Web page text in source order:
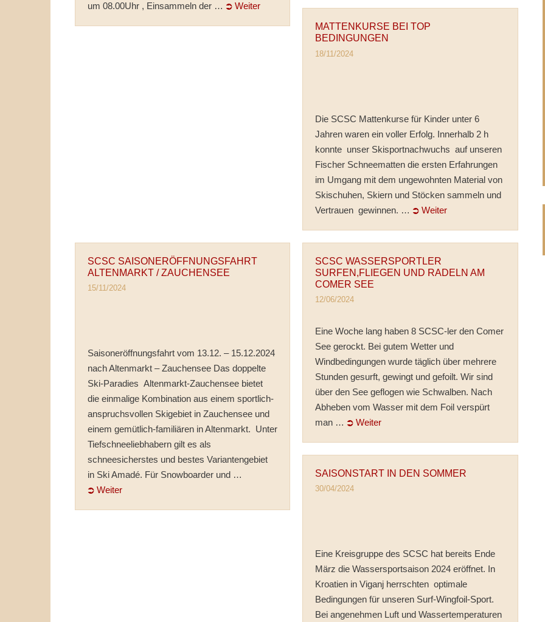
um 08.00Uhr , Einsammeln der … ⮊ Weiter
MATTENKURSE BEI TOP
BEDINGUNGEN
18/11/2024
Die SCSC Mattenkurse für Kinder unter 6
Jahren waren ein voller Erfolg. Innerhalb 2 h
konnte unser Skisportnachwuchs auf unseren
Fischer Schneematten die ersten Erfahrungen
im Umgang mit dem ungewohnten Material von
Skischuhen, Skiern und Stöcken sammeln und
Vertrauen gewinnen. … ⮊ Weiter
SCSC SAISONERÖFFNUNGSFAHRT
ALTENMARKT / ZAUCHENSEE
15/11/2024
Saisoneröffnungsfahrt vom 13.12. – 15.12.2024
nach Altenmarkt – Zauchensee Das doppelte
Ski-Paradies Altenmarkt-Zauchensee bietet
die einmalige Kombination aus einem sportlich-
anspruchsvollen Skigebiet in Zauchensee und
einem gemütlich-familiären in Altenmarkt. Unter
Tiefschneeliebhabern gilt es als
schneesicherstes und bestes Variantengebiet
in Ski Amadé. Für Snowboarder und …
⮊ Weiter
SCSC WASSERSPORTLER
SURFEN,FLIEGEN UND RADELN AM
COMER SEE
12/06/2024
Eine Woche lang haben 8 SCSC-ler den Comer
See gerockt. Bei gutem Wetter und
Windbedingungen wurde täglich über mehrere
Stunden gesurft, gewingt und gefoilt. Wir sind
über den See geflogen wie Schwalben. Nach
Abheben vom Wasser mit dem Foil verspürt
man … ⮊ Weiter
SAISONSTART IN DEN SOMMER
30/04/2024
Eine Kreisgruppe des SCSC hat bereits Ende
März die Wassersportsaison 2024 eröffnet. In
Kroatien in Viganj herrschten optimale
Bedingungen für unseren Surf-Wingfoil-Sport.
Bei angenehmen Luft und Wassertemperaturen